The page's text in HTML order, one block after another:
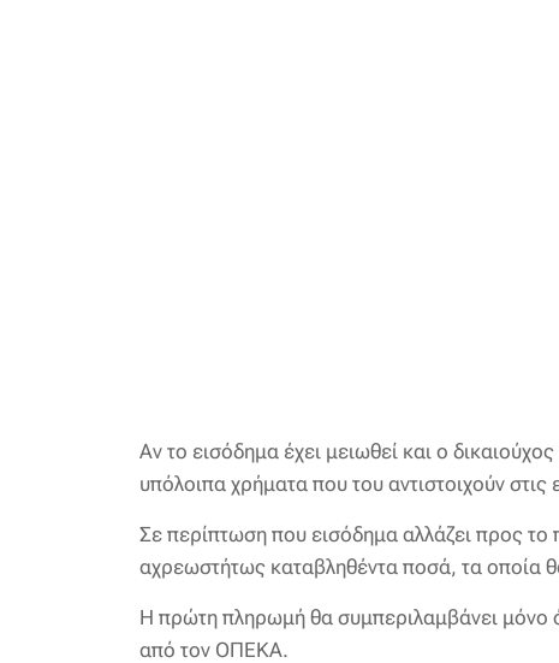
Αν το εισόδημα έχει μειωθεί και ο
υπόλοιπα χρήματα που του αντιστοιχούν
Σε περίπτωση που εισόδημα αλλάζει προς
αχρεωστήτως καταβληθέντα ποσά, τα οποία
Η πρώτη πληρωμή θα συμπεριλαμβάνει μόνο
από τον ΟΠΕΚΑ.